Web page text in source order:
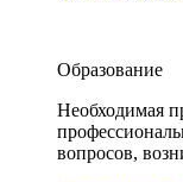
Образование
Необходимая
вопросов,